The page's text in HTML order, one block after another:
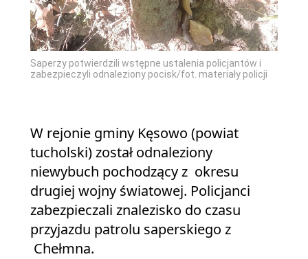
Saperzy potwierdzili wstępne ustalenia policjantów i
zabezpieczyli odnaleziony pocisk/fot. materiały policji
W rejonie gminy Kęsowo (powiat
tucholski) został odnaleziony
niewybuch pochodzący z okresu
drugiej wojny światowej. Policjanci
zabezpieczali znalezisko do czasu
przyjazdu patrolu saperskiego z
Chełmna.